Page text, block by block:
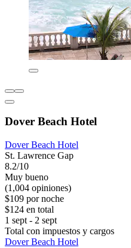
Dover Beach Hotel
Dover Beach Hotel
St. Lawrence Gap
8.2/10
Muy bueno
(1,004 opiniones)
$109 por noche
$124 en total
1 sept - 2 sept
Total con impuestos y cargos
Dover Beach Hotel